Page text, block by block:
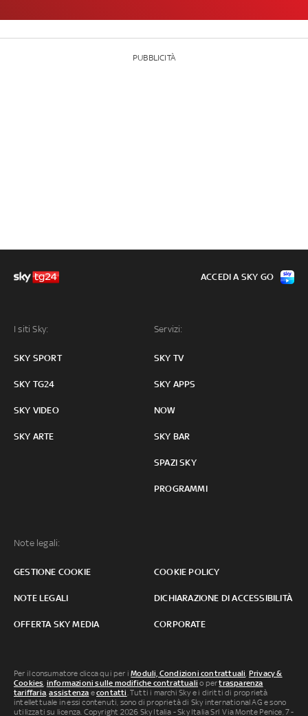
PUBBLICITÀ
I siti Sky:
SKY SPORT
SKY TG24
SKY VIDEO
SKY ARTE
Servizi:
SKY TV
SKY APPS
NOW
SKY BAR
SPAZI SKY
PROGRAMMI
Note legali:
GESTIONE COOKIE COOKIE POLICY
NOTE LEGALI DICHIARAZIONE DI ACCESSIBILITÀ
OFFERTA SKY MEDIA CORPORATE
ACCEDI A SKY GO
Per il consumatore clicca qui per iModuli, Condizioni contrattuali Privacy &
Cookies informazioni sulle modifiche contrattuali o pertrasparenza
tariffaria ,assistenza econtatti . Tutti i marchi Sky e i diritti di proprietà
intellettuale in essi contenuti, sono di proprietà di Sky international AG e sono
utilizzati su licenza. Copyright 2026 Sky Italia - Sky Italia Srl Via Monte Penice, 7 -